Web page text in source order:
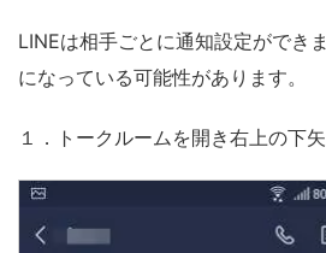
LINEは相手ごとに通知設定ができ
になっている可能性があります。
１．トークルームを開き右上の下矢